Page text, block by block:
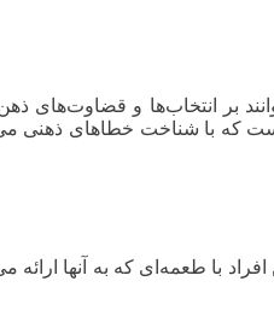
بر انتخاب‌ها و قضاوت‌های ذهن
که با شناخت خطاهای ذهنی
با طعمه‌ای که به آنها ارائه